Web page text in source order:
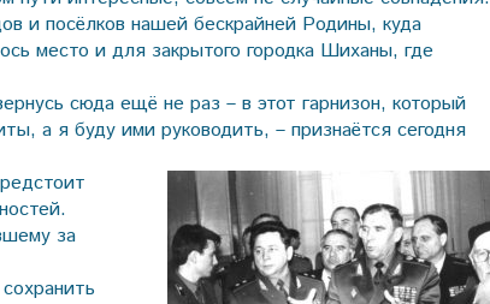
и посёлков нашей бескрайней Родины, куда
место и для закрытого городка Шиханы, где
сюда ещё не раз – в этот гарнизон, который
а я буду ими руководить, – признаётся сегодня
за